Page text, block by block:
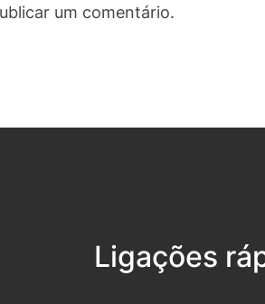
um comentário.
Ligações